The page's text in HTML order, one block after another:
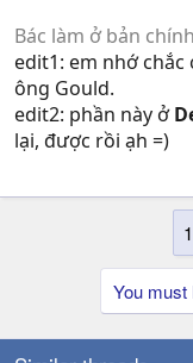
Bác làm ở bản
edit1: em nhớ chắc
ông Gould.
edit2: phần này ở
lại, được rồi ạh =)
1
You must